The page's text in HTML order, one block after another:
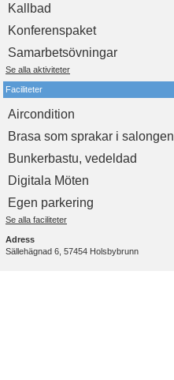
Kallbad
Konferenspaket
Samarbetsövningar
Se alla aktiviteter
Faciliteter
Aircondition
Brasa som sprakar i salongen
Bunkerbastu, vedeldad
Digitala Möten
Egen parkering
Se alla faciliteter
Adress
Sällehägnad 6, 57454 Holsbybrunn